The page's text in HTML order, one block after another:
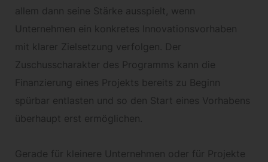
allem dann seine Stärke ausspielt, wenn
Unternehmen ein konkretes Innovationsvorhaben
mit klarer Zielsetzung verfolgen. Der
Zuschusscharakter des Programms kann die
Finanzierung eines Projekts bereits zu Beginn
spürbar entlasten und so den Start eines Vorhabens
überhaupt erst ermöglichen.
Gerade für kleinere Unternehmen oder für Projekte